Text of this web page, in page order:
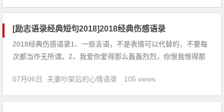
你拼，你有什么理由不去努力。6、困难只能吓倒懦夫、懒汉，
[励志语录经典短句2018]2018经典伤感语录
2018经典伤感语录1、一些言语，不是表情可以代替的，不要每
次都当作无所谓。2、我爱你爱得那么轰轰烈烈，你恨我恨得那
被敲击的心，痛地眼泪都流往了心里。4、记忆变成空白，遗憾
就会像绳子一样拴住你的心。5、多怕现在聊得热火朝天的我
07月06日 夫妻吵架后的心情语录 105 views